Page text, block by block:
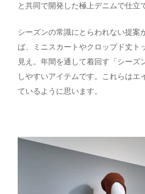
と共同で開発した極上デニムで仕立
シーズンの常識にとらわれない提案
ば、ミニスカートやクロップド丈ト
見え。年間を通して着回す「シーズ
しやすいアイテムです。これらはエ
ているように思います。